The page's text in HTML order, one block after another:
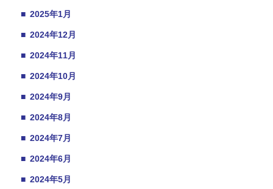
■ 2025年1月
■ 2024年12月
■ 2024年11月
■ 2024年10月
■ 2024年9月
■ 2024年8月
■ 2024年7月
■ 2024年6月
■ 2024年5月